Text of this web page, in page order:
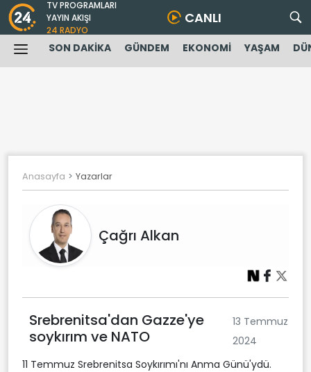
TV PROGRAMLARI
YAYIN AKIŞI
24 RADYO
CANLI
SON DAKİKA GÜNDEM EKONOMİ YAŞAM
Anasayfa Yazarlar
Çağrı Alkan
Srebrenitsa'dan Gazze'ye
soykırım ve NATO
13 Temmuz
2024
11 Temmuz Srebrenitsa Soykırımı'nı Anma Günü'ydü.